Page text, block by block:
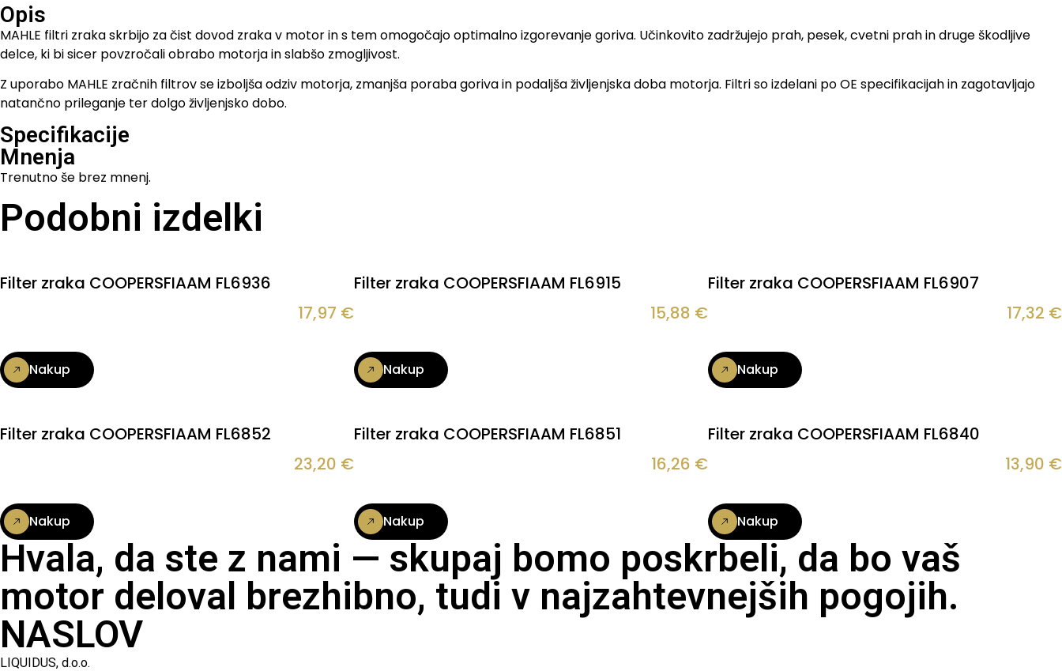
Opis
MAHLE filtri zraka skrbijo za čist dovod zraka v motor in s tem omogočajo optimalno izgorevanje goriva. Učinkovito zadržujejo prah, pesek, cvetni prah in druge škodljive
delce, ki bi sicer povzročali obrabo motorja in slabšo zmogljivost.
Z uporabo MAHLE zračnih filtrov se izboljša odziv motorja, zmanjša poraba goriva in podaljša življenjska doba motorja. Filtri so izdelani po OE specifikacijah in zagotavljajo
natančno prileganje ter dolgo življenjsko dobo.
Specifikacije
Mnenja
Trenutno še brez mnenj.
Podobni izdelki
Filter zraka COOPERSFIAAM FL6936
17,97 €
Nakup
Filter zraka COOPERSFIAAM FL6915
15,88 €
Nakup
Filter zraka COOPERSFIAAM FL6907
17,32 €
Nakup
Filter zraka COOPERSFIAAM FL6852
23,20 €
Nakup
Filter zraka COOPERSFIAAM FL6851
16,26 €
Nakup
Filter zraka COOPERSFIAAM FL6840
13,90 €
Nakup
Hvala, da ste z nami — skupaj bomo poskrbeli, da bo vaš
motor deloval brezhibno, tudi v najzahtevnejših pogojih.
NASLOV
LIQUIDUS, d.o.o.